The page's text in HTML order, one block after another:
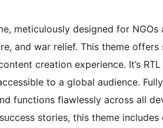
meticulously designed for NGOs
and war relief. This theme offers
creation experience. It’s
to a global audience.
functions flawlessly across all
stories, this theme